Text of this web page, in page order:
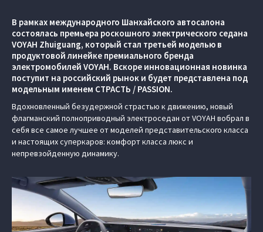
В рамках международного Шанхайского автосалона
состоялась премьера роскошного электрического седана
VOYAH Zhuiguang, который стал третьей моделью в
продуктовой линейке премиального бренда
электромобилей VOYAH. Вскоре инновационная новинка
поступит на российский рынок и будет представлена под
модельным именем СТРАСТЬ / PASSION.
Вдохновленный безудержной страстью к движению, новый
флагманский полноприводный электроседан от VOYAH вобрал в
себя все самое лучшее от моделей представительского класса
и настоящих суперкаров: комфорт класса люкс и
непревзойденную динамику.